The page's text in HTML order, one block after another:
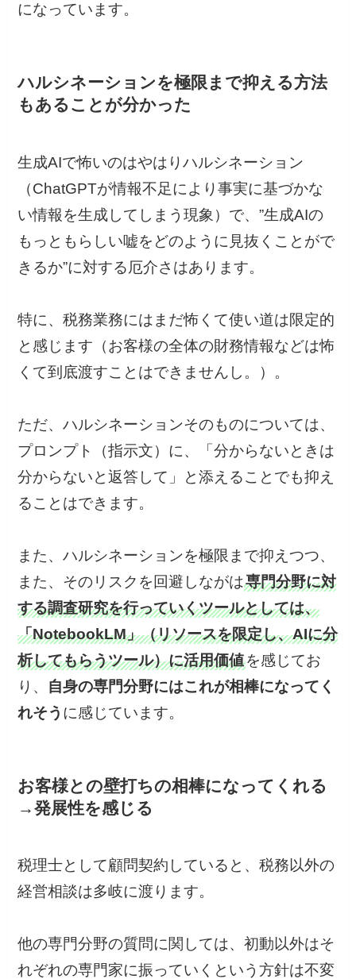
になっています。
ハルシネーションを極限まで抑える方法
もあることが分かった
生成AIで怖いのはやはりハルシネーション
（ChatGPTが情報不足により事実に基づかな
い情報を生成してしまう現象）で、”生成AIの
もっともらしい嘘をどのように見抜くことがで
きるか”に対する厄介さはあります。
特に、税務業務にはまだ怖くて使い道は限定的
と感じます（お客様の全体の財務情報などは怖
くて到底渡すことはできませんし。）。
ただ、ハルシネーションそのものについては、
プロンプト（指示文）に、「分からないときは
分からないと返答して」と添えることでも抑え
ることはできます。
また、ハルシネーションを極限まで抑えつつ、
また、そのリスクを回避しながは専門分野に対
する調査研究を行っていくツールとしては、
「NotebookLM」（リソースを限定し、AIに分
析してもらうツール）に活用価値を感じてお
り、 自身の専門分野にはこれが相棒になってく
れそう に感じています。
お客様との壁打ちの相棒になってくれる
→発展性を感じる
税理士として顧問契約していると、税務以外の
経営相談は多岐に渡ります。
他の専門分野の質問に関しては、初動以外はそ
れぞれの専門家に振っていくという方針は不変